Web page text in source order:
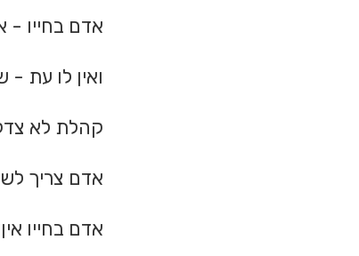
אדם בחייו -
ואין לו עת
קהלת לא
אדם צריך
אדם בחייו